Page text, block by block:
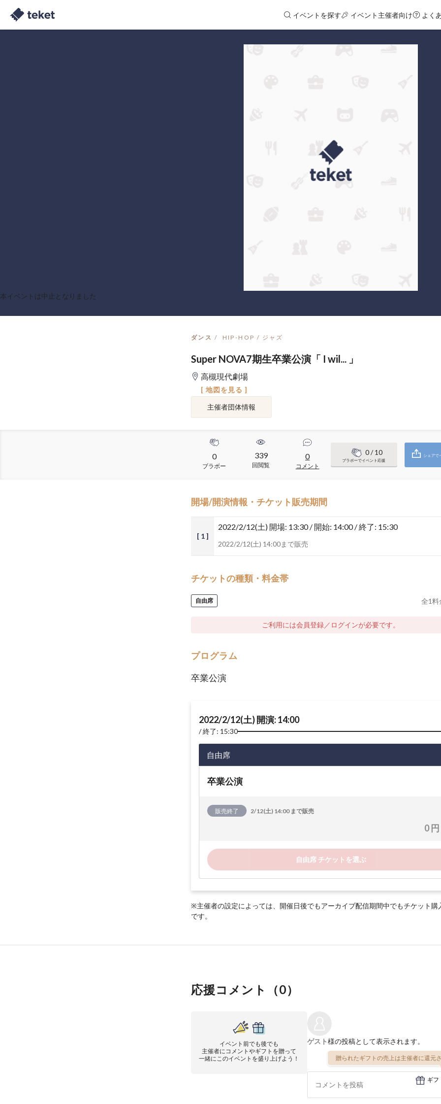
イベントを探す イベント主催者向け よく
本イベントは中止となりました
ダンス HIP-HOP / ジャズ
Super NOVA7期生卒業公演「 I wil... 」
高槻現代劇場
[ 地図を見る ]
主催者団体情報
0
ブラボー
339
回閲覧
0
コメント
0/ 10
ブラボーでイベント応援
シェアで
開場/開演情報・チケット販売期間
[ 1 ]
2022/2/12(土) 開場: 13:30 / 開始: 14:00 / 終了: 15:30
2022/2/12(土) 14:00まで販売
チケットの種類・料金帯
自由席 全1料
ご利用には会員登録／ログインが必要です。
プログラム
卒業公演
2022/2/12(土) 開演: 14:00
終了: 15:30
自由席
卒業公演
販売終了 2/12(土) 14:00 まで販売
0 円
自由席 チケットを選ぶ
※主催者の設定によっては、開催日後でもアーカイブ配信期間中でもチケット購
です。
応援コメント（0）
イベント前でも後でも
主催者にコメントやギフトを贈って
一緒にこのイベントを盛り上げよう！
ゲスト様の投稿として表示されます。
贈られたギフトの売上は主催者に還元
ギフ